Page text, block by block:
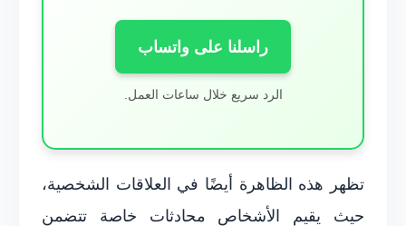
راسلنا على واتساب
الرد سريع خلال ساعات العمل.
تظهر هذه الظاهرة أيضًا في العلاقات الشخصية،
حيث يقيم الأشخاص محادثات خاصة تتضمن